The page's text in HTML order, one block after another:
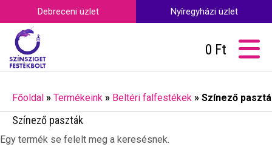
Debreceni üzlet Nyíregyházi üzlet
0 Ft
Főoldal » Termékeink » Beltéri falfestékek » Színező
Színező paszták
Egy termék se felelt meg a keresésnek.